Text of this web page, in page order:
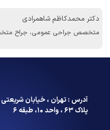
دکتر محمدکاظم شاهمرادی
متخصص جراحی عمومی، جراح
آدرس : تهران ، خیابان شریعتی ،
پلاک ۶۳ ، واحد ۱۰، طبقه ۶